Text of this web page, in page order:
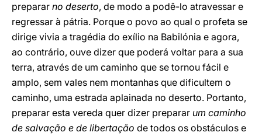
preparar no deserto, de modo a podê-lo atravessar e
regressar à pátria. Porque o povo ao qual o profeta se
dirige vivia a tragédia do exílio na Babilónia e agora,
ao contrário, ouve dizer que poderá voltar para a sua
terra, através de um caminho que se tornou fácil e
amplo, sem vales nem montanhas que dificultem o
caminho, uma estrada aplainada no deserto. Portanto,
preparar esta vereda quer dizer preparar um caminho
de salvação e de libertação de todos os obstáculos e